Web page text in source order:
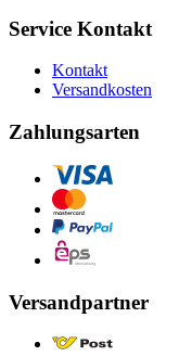
Service Kontakt
Kontakt
Versandkosten
Zahlungsarten
Versandpartner